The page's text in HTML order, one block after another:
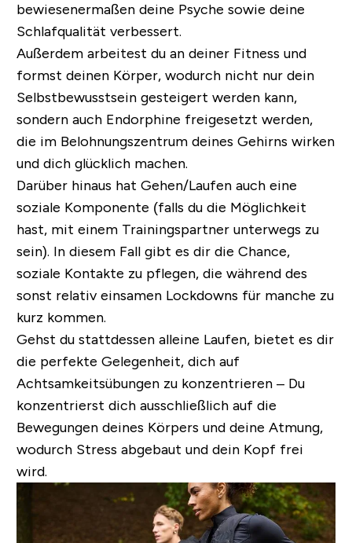
bewiesenermaßen deine Psyche sowie deine
Schlafqualität verbessert.
Außerdem arbeitest du an deiner Fitness und
formst deinen Körper, wodurch nicht nur dein
Selbstbewusstsein gesteigert werden kann,
sondern auch Endorphine freigesetzt werden,
die im Belohnungszentrum deines Gehirns wirken
und dich glücklich machen.
Darüber hinaus hat Gehen/Laufen auch eine
soziale Komponente (falls du die Möglichkeit
hast, mit einem Trainingspartner unterwegs zu
sein). In diesem Fall gibt es dir die Chance,
soziale Kontakte zu pflegen, die während des
sonst relativ einsamen Lockdowns für manche zu
kurz kommen.
Gehst du stattdessen alleine Laufen, bietet es dir
die perfekte Gelegenheit, dich auf
Achtsamkeitsübungen zu konzentrieren – Du
konzentrierst dich ausschließlich auf die
Bewegungen deines Körpers und deine Atmung,
wodurch Stress abgebaut und dein Kopf frei
wird.